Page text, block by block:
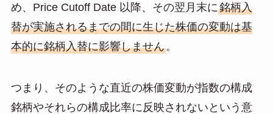
め、Price Cutoff Date 以降、その翌月末に銘柄入
替が実施されるまでの間に生じた株価の変動は基
本的に銘柄入替に影響しません。
つまり、そのような直近の株価変動が指数の構成
銘柄やそれらの構成比率に反映されないという意